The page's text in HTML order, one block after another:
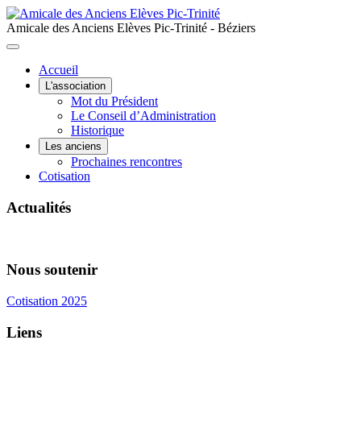
Amicale des Anciens Elèves Pic-Trinité - Béziers
Accueil
L'association
Mot du Président
Le Conseil d’Administration
Historique
Les anciens
Prochaines rencontres
Cotisation
Actualités
Nous soutenir
Cotisation 2025
Liens